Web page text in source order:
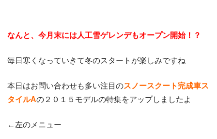
なんと、今月末には人工雪ゲレンデもオープン開始！？
毎日寒くなっていきて冬のスタートが楽しみですね
本日はお問い合わせも多い注目のスノースクート完成車ス
タイルAの２０１５モデルの特集をアップしましたよ
←左のメニュー